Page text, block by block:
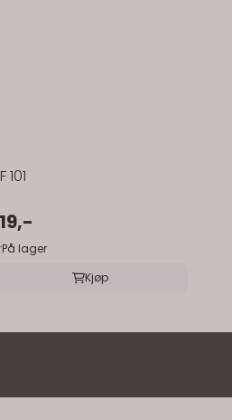
101
På lager
Kjøp